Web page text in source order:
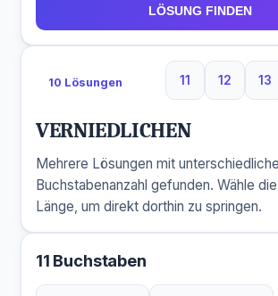
LÖSUNG FINDEN
10 Lösungen 11
11 Buchstaben
12
12
13
VERNIEDLICHEN
Mehrere Lösungen mit
Buchstabenanzahl gefunden. Wähle
Länge, um direkt dorthin zu springen.
11 Buchstaben